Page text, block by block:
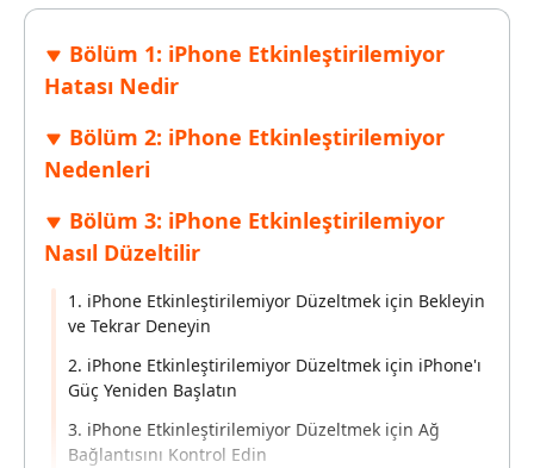
Bölüm 1: iPhone Etkinleştirilemiyor
Hatası Nedir
Bölüm 2: iPhone Etkinleştirilemiyor
Nedenleri
Bölüm 3: iPhone Etkinleştirilemiyor
Nasıl Düzeltilir
1. iPhone Etkinleştirilemiyor Düzeltmek için Bekleyin
ve Tekrar Deneyin
2. iPhone Etkinleştirilemiyor Düzeltmek için iPhone'ı
Güç Yeniden Başlatın
3. iPhone Etkinleştirilemiyor Düzeltmek için Ağ
Bağlantısını Kontrol Edin